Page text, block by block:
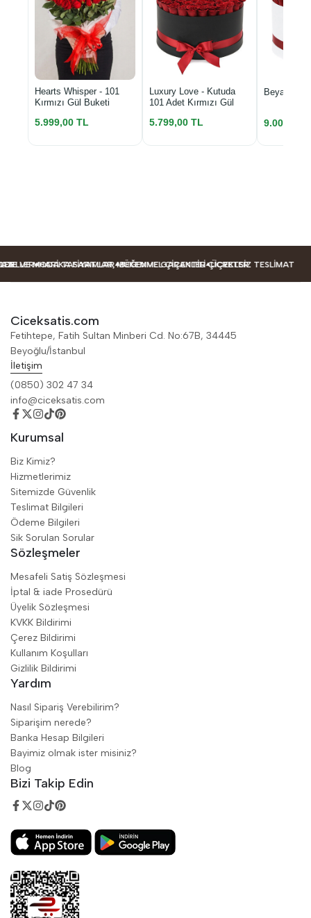
Hearts Whisper - 101
Kırmızı Gül Buketi
5.999,00 TL
Luxury Love - Kutuda
101 Adet Kırmızı Gül
5.799,00 TL
Beyaz
9.000,00
HARIKA FIYATLAR, MÜKEMMEL ÇIÇEKLER ÜCRETSIZ TESLIMAT
VE MODA TASARIMLAR BEĞENME GARANTILI ÇIÇEKLER
Ciceksatis.com
Fetihtepe, Fatih Sultan Minberi Cd. No:67B, 34445
Beyoğlu/İstanbul
İletişim
(0850) 302 47 34
info@ciceksatis.com
Kurumsal
Biz Kimiz?
Hizmetlerimiz
Sitemizde Güvenlik
Teslimat Bilgileri
Ödeme Bilgileri
Sik Sorulan Sorular
Sözleşmeler
Mesafeli Satiş Sözleşmesi
İptal & iade Prosedürü
Üyelik Sözleşmesi
KVKK Bildirimi
Çerez Bildirimi
Kullanım Koşulları
Gizlilik Bildirimi
Yardım
Nasıl Sipariş Verebilirim?
Siparişim nerede?
Banka Hesap Bilgileri
Bayimiz olmak ister misiniz?
Blog
Bizi Takip Edin